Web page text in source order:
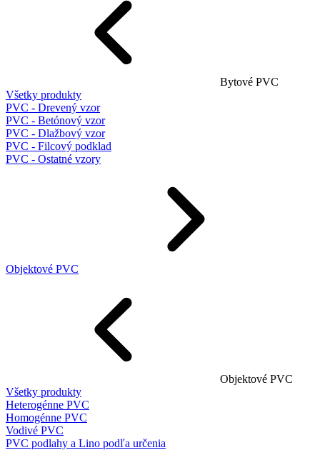
Bytové PVC
Všetky produkty
PVC - Drevený vzor
PVC - Betónový vzor
PVC - Dlažbový vzor
PVC - Filcový podklad
PVC - Ostatné vzory
Objektové PVC
Objektové PVC
Všetky produkty
Heterogénne PVC
Homogénne PVC
Vodivé PVC
PVC podlahy a Lino podľa určenia